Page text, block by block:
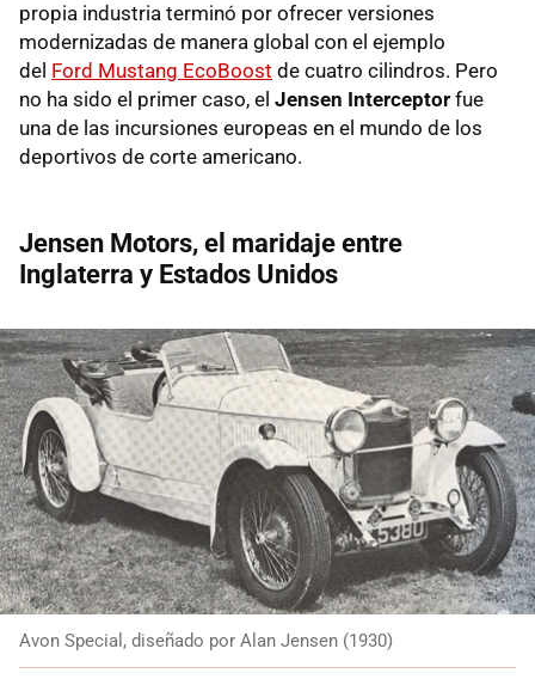
propia industria terminó por ofrecer versiones
modernizadas de manera global con el ejemplo
del Ford Mustang EcoBoost de cuatro cilindros. Pero
no ha sido el primer caso, el Jensen Interceptor fue
una de las incursiones europeas en el mundo de los
deportivos de corte americano.
Jensen Motors, el maridaje entre
Inglaterra y Estados Unidos
Avon Special, diseñado por Alan Jensen (1930)